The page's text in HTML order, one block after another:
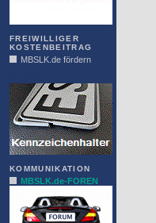
FREIWILLIGER
KOSTENBEITRAG
MBSLK.de fördern
KOMMUNIKATION
MBSLK.de-FOREN